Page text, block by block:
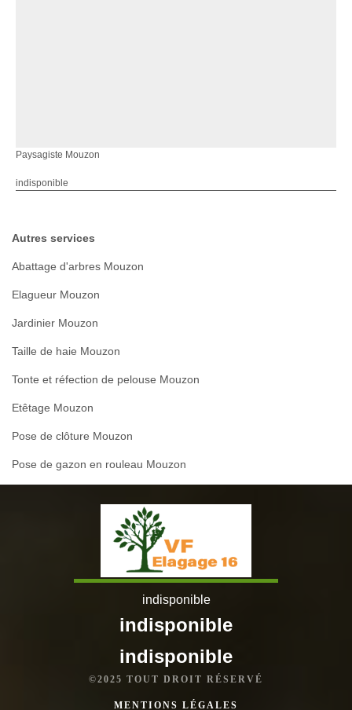
Paysagiste Mouzon
indisponible
Autres services
Abattage d'arbres Mouzon
Elagueur Mouzon
Jardinier Mouzon
Taille de haie Mouzon
Tonte et réfection de pelouse Mouzon
Etêtage Mouzon
Pose de clôture Mouzon
Pose de gazon en rouleau Mouzon
indisponible
indisponible
indisponible
©2025 TOUT DROIT RÉSERVÉ
MENTIONS LÉGALES